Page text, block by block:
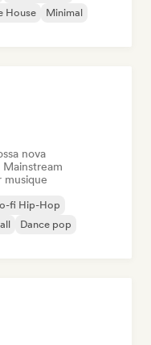
House
Minimal
nova
musique
fi Hip-Hop
Dance pop